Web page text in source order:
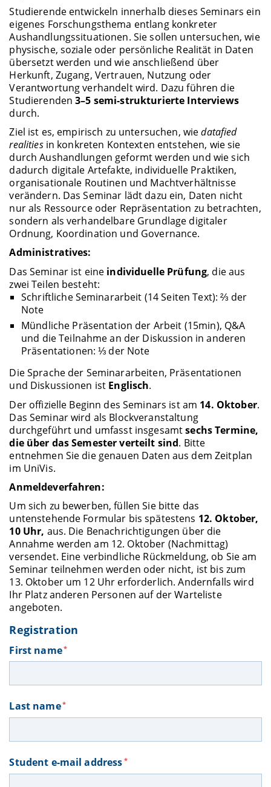
Studierende entwickeln innerhalb dieses Seminars ein
eigenes Forschungsthema entlang konkreter
Aushandlungssituationen. Sie sollen untersuchen, wie
physische, soziale oder persönliche Realität in Daten
übersetzt werden und wie anschließend über
Herkunft, Zugang, Vertrauen, Nutzung oder
Verantwortung verhandelt wird. Dazu führen die
Studierenden3–5 semi-strukturierte Interviews
durch.
Ziel ist es, empirisch zu untersuchen, wiedatafied
realitiesin konkreten Kontexten entstehen, wie sie
durch Aushandlungen geformt werden und wie sich
dadurch digitale Artefakte, individuelle Praktiken,
organisationale Routinen und Machtverhältnisse
verändern. Das Seminar lädt dazu ein, Daten nicht
nur als Ressource oder Repräsentation zu betrachten,
sondern als verhandelbare Grundlage digitaler
Ordnung, Koordination und Governance.
Administratives:
Das Seminar ist eine individuelle Prüfung, die aus
zwei Teilen besteht:
Schriftliche Seminararbeit (14 Seiten Text): ⅔ der
Note
Mündliche Präsentation der Arbeit (15min), Q&A
und die Teilnahme an der Diskussion in anderen
Präsentationen: ⅓ der Note
Die Sprache der Seminararbeiten, Präsentationen
und Diskussionen ist Englisch.
Der offizielle Beginn des Seminars ist am 14. Oktober.
Das Seminar wird als Blockveranstaltung
durchgeführt und umfasst insgesamtsechs Termine,
die über das Semester verteilt sind. Bitte
entnehmen Sie die genauen Daten aus dem Zeitplan
im UniVis.
Anmeldeverfahren:
Um sich zu bewerben, füllen Sie bitte das
untenstehende Formular bis spätestens 12. Oktober,
10 Uhr, aus. Die Benachrichtigungen über die
Annahme werden am 12. Oktober (Nachmittag)
versendet. Eine verbindliche Rückmeldung, ob Sie am
Seminar teilnehmen werden oder nicht, ist bis zum
13. Oktober um 12 Uhr erforderlich. Andernfalls wird
Ihr Platz anderen Personen auf der Warteliste
angeboten.
Registration
First name*
Last name*
Student e-mail address *